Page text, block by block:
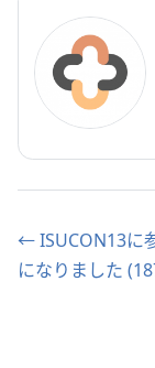
← ISUCON13に
になりました